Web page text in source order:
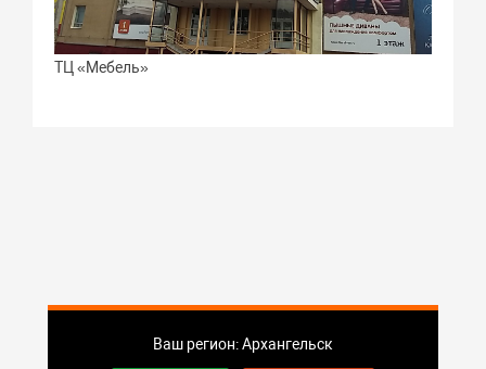
Ваш регион: Архангельск
ТЦ «Мебель»